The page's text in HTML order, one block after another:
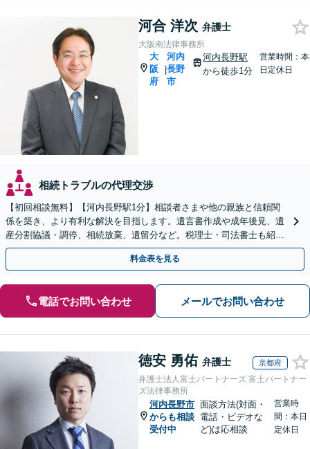
河合 洋次 弁護士
大阪南法律事務所
大
阪
府
|
河内
長野
市
河内長野駅
から徒歩1分
営業時間：本
日定休日
相続トラブルの代理交渉
【初回相談無料】【河内長野駅1分】相談者さまや他の親族と信頼関
係を築き、より有利な解決を目指します。遺言書作成や成年後見、遺
産分割協議・調停、相続放棄、遺留分など。税理士・司法書士も紹介
いたします【弁護士歴15年以上】
料金表を見る
電話でお問い合わせ メールでお問い合わせ
徳安 勇佑 弁護士 京都府
弁護士法人富士パートナーズ 富士パートナー
ズ法律事務所
河内長野市
からも相談
受付中
面談方法(対面・
電話・ビデオな
ど)は応相談
営業時
間：本日
定休日